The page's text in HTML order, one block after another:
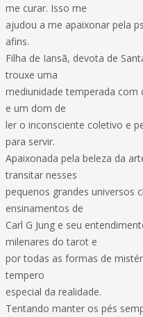
me curar. Isso me
ajudou a me apaixonar pela
afins.
Filha de Iansã, devota de
trouxe uma
mediunidade temperada com
e um dom de
ler o inconsciente coletivo e
para servir.
Apaixonada pela beleza da
transitar nesses
pequenos grandes universos
ensinamentos de
Carl G Jung e seu
milenares do tarot e
por todas as formas de
tempero
especial da realidade.
Tentando manter os pés